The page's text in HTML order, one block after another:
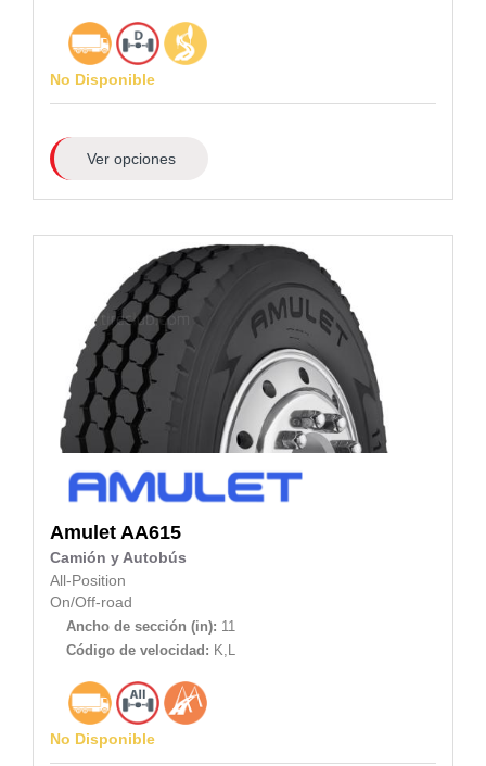
No Disponible
Ver opciones
Amulet AA615
Camión y Autobús
All-Position
On/Off-road
Ancho de sección (in): 11
Código de velocidad: K,L
No Disponible